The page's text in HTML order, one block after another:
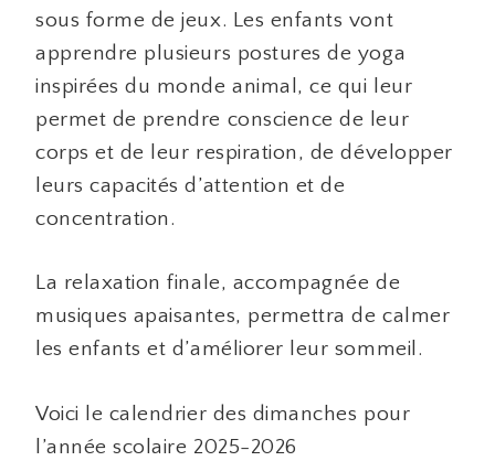
sous forme de jeux. Les enfants vont
apprendre plusieurs postures de yoga
inspirées du monde animal, ce qui leur
permet de prendre conscience de leur
corps et de leur respiration, de développer
leurs capacités d’attention et de
concentration.
La relaxation finale, accompagnée de
musiques apaisantes, permettra de calmer
les enfants et d’améliorer leur sommeil.
Voici le calendrier des dimanches pour
l’année scolaire 2025-2026